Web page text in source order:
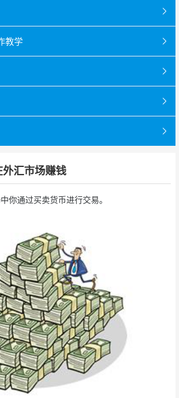
教学
汇市场赚钱
通过买卖货币进行交易。